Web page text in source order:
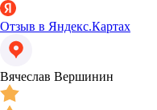
Отзыв в Яндекс.Картах
Вячеслав Вершинин